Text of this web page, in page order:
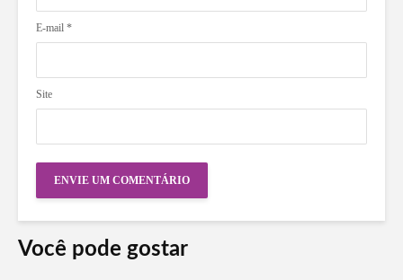
E-mail *
Site
Você pode gostar